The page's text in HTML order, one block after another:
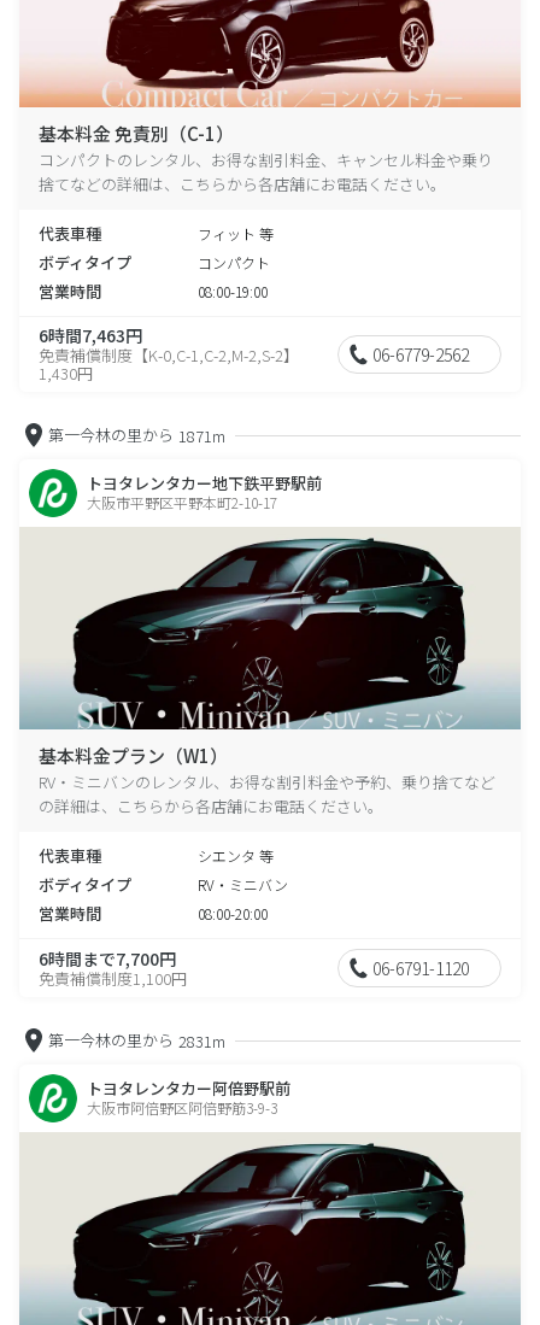
基本料金 免責別（C-1）
コンパクトのレンタル、お得な割引料金、キャンセル料金や乗り
捨てなどの詳細は、こちらから各店舗にお電話ください。
代表車種 フィット 等
ボディタイプ コンパクト
営業時間 08:00-19:00
6時間7,463円
免責補償制度【K-0,C-1,C-2,M-2,S-2】
1,430円
06-6779-2562
第一今林の里から 1871m
トヨタレンタカー地下鉄平野駅前
大阪市平野区平野本町2-10-17
基本料金プラン（W1）
RV・ミニバンのレンタル、お得な割引料金や予約、乗り捨てなど
の詳細は、こちらから各店舗にお電話ください。
代表車種 シエンタ 等
ボディタイプ RV・ミニバン
営業時間 08:00-20:00
6時間まで7,700円
免責補償制度1,100円 06-6791-1120
第一今林の里から 2831m
トヨタレンタカー阿倍野駅前
大阪市阿倍野区阿倍野筋3-9-3